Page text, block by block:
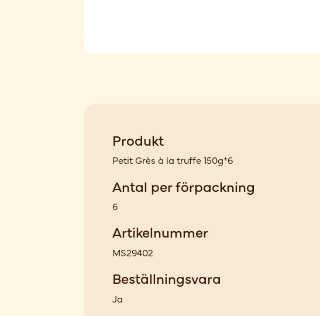
Produkt
Petit Grès à la truffe 150g*6
Antal per förpackning
6
Artikelnummer
MS29402
Beställningsvara
Ja